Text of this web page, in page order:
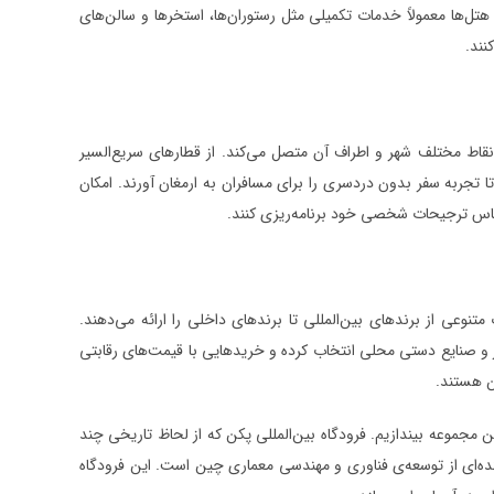
معمولاً خدمات تکمیلی مثل رستوران‌ها، استخرها و سالن‌های
مختلف شهر و اطراف آن متصل می‌کند. از قطارهای سریع‌السیر
سفر بدون دردسری را برای مسافران به ارمغان آورند. امکان
ترجیحات شخصی خود برنامه‌ریزی کنند.
از برندهای بین‌المللی تا برندهای داخلی را ارائه می‌دهند.
و صنایع دستی محلی انتخاب کرده و خریدهایی با قیمت‌های رقابتی
هستند.
بیندازیم. فرودگاه بین‌المللی پکن که از لحاظ تاریخی چند
از توسعه‌ی فناوری و مهندسی معماری چین است. این فرودگاه